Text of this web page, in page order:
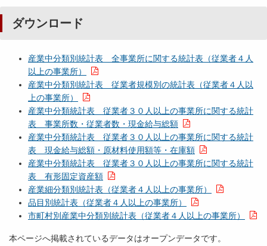
ダウンロード
産業中分類別統計表 全事業所に関する統計表（従業者４人
以上の事業所）
産業中分類別統計表 従業者規模別の統計表（従業者４人以
上の事業所）
産業中分類統計表 従業者３０人以上の事業所に関する統計
表 事業所数・従業者数・現金給与総額
産業中分類統計表 従業者３０人以上の事業所に関する統計
表 現金給与総額・原材料使用額等・在庫額
産業中分類統計表 従業者３０人以上の事業所に関する統計
表 有形固定資産額
産業細分類別統計表（従業者４人以上の事業所）
品目別統計表（従業者４人以上の事業所）
市町村別産業中分類別統計表（従業者４人以上の事業所）
本ページへ掲載されているデータはオープンデータです。